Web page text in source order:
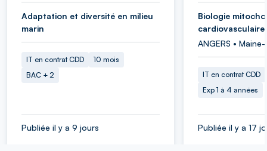
Adaptation et diversité en milieu
marin
IT en contrat CDD
10 mois
BAC + 2
Publiée il y a 9 jours
Biologie
cardiovasculaire
ANGERS •
IT en contrat CDD
Exp 1 à 4 années
Publiée il y a 17